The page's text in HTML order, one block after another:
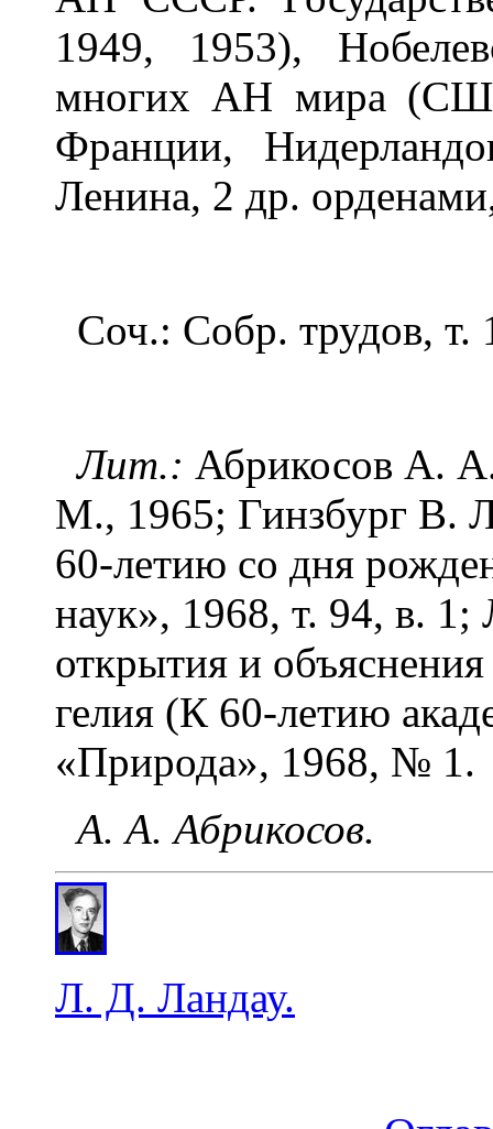
1949, 1953),
многих АН мира
Франции,
Ленина, 2 др.
Соч.: Собр. трудов,
Лит.: Абрикосов А.
М., 1965; Гинзбург В.
60-летию со дня
наук», 1968, т. 94, в.
открытия и
гелия (К 60-летию
«Природа», 1968, № 1.
А. А. Абрикосов.
Л. Д. Ландау.